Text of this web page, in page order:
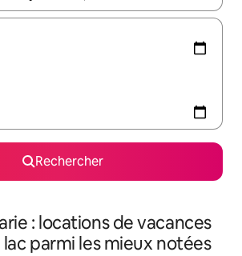
Rechercher
: locations de vacances
parmi les mieux notées